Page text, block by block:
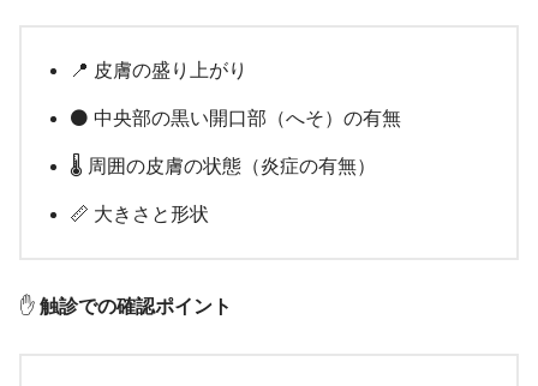
📍 皮膚の盛り上がり
⚫ 中央部の黒い開口部（へそ）の有無
🌡️ 周囲の皮膚の状態（炎症の有無）
📏 大きさと形状
✋ 触診での確認ポイント